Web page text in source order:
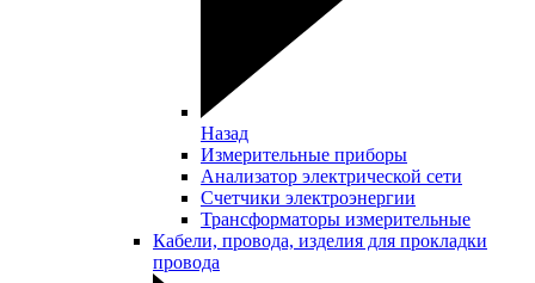
Назад
Измерительные приборы
Анализатор электрической сети
Счетчики электроэнергии
Трансформаторы измерительные
Кабели, провода, изделия для прокладки
провода